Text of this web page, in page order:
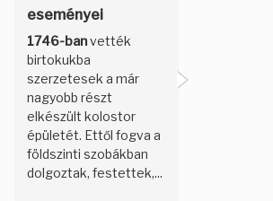
eseményei
1746-banvették
birtokukba
szerzetesek a már
nagyobb részt
elkészült kolostor
épületét. Ettől fogva a
földszinti szobákban
dolgoztak, festettek,...